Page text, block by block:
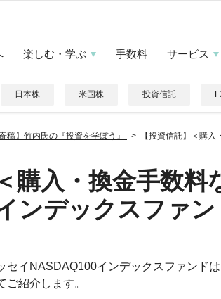
楽しむ・学ぶ 手数料 サービス
日本株 米国株 投資信託
寄稿】竹内氏の『投資を学ぼう』 【投資信託】＜購
購入・換金手数
ンデックスファン
セイNASDAQ100インデックスファンド
紹介します。